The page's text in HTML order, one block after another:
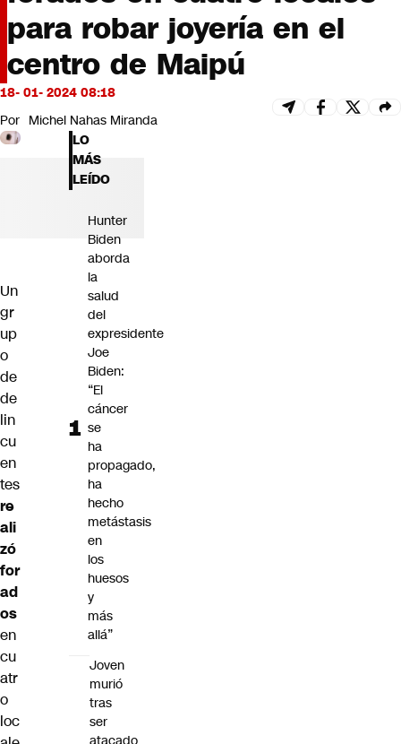
Servicios
Bits
CNN tiempo
Futuro 360
para robar joyería en el
centro de Maipú
18- 01- 2024 08:18
Por Michel Nahas Miranda
Un
gr
up
o
de
de
lin
cu
en
tes
re
ali
zó
for
ad
os
en
cu
atr
o
loc
LO
MÁS
LEÍDO
Hunter
Biden
aborda
la
salud
del
expresidente
Joe
Biden:
“El
cáncer
se
ha
propagado,
ha
hecho
metástasis
en
los
huesos
y
más
allá”
Joven
murió
tras
ser
atacado